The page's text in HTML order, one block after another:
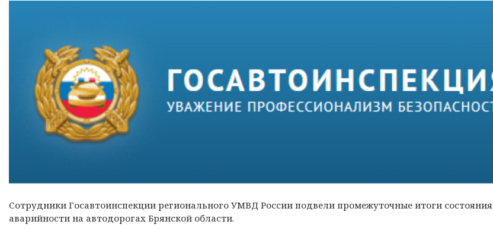
Сотрудники Госавтоинспекции регионального УМВД России подвели промежуточные итоги состояния
аварийности на автодорогах Брянской области.